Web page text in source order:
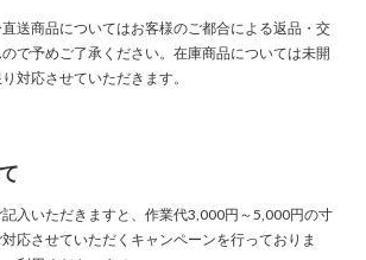
送商品についてはお客様のご都合による返品・交
で予めご了承ください。在庫商品については未開
対応させていただきます。
入いただきますと、作業代3,000円～5,000円の寸
応させていただくキャンペーンを行っておりま